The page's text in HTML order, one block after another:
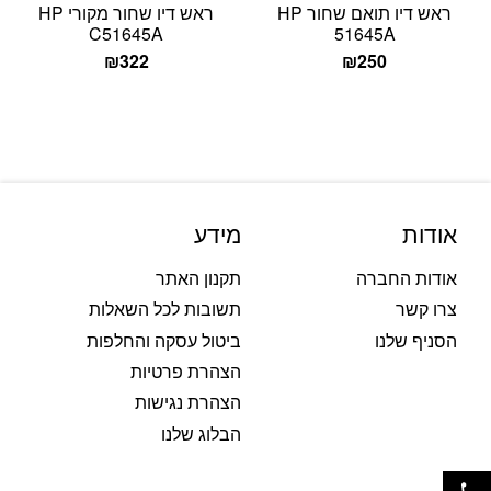
ראש דיו תואם שחור HP
51645A
₪250
ראש דיו שחור מקורי HP
C51645A
₪322
אודות
אודות החברה
צרו קשר
הסניף שלנו
מידע
תקנון האתר
תשובות לכל השאלות
ביטול עסקה והחלפות
הצהרת פרטיות
הצהרת נגישות
הבלוג שלנו
פתח סרגל נגישות